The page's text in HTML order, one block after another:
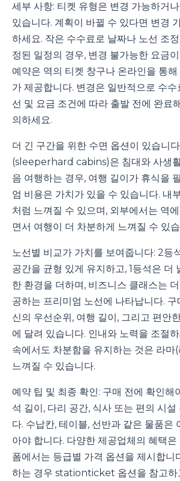
세부 사항: 티켓 유형은 변경 가능하거
있습니다. 계획이 바뀔 수 있다면 변경
하세요. 작은 수수료로 날짜나 노선 조
정된 일정의 경우, 변경 불가능한 요금
예약은 역의 티켓 창구나 온라인을 통
가 제공합니다. 변경은 일반적으로 수수
선 및 요금 조건에 따라 출발 전에 완료
의하세요.
더 긴 구간을 위한 수면 옵션이 있습니
(sleeperhard cabins)은 침대와 사생
음 여행하는 경우, 여행 길이가 휴식을
엄 비용은 가치가 있을 수 있습니다. 내
처럼 느껴질 수 있으며, 외부에서는 역
면서 여행이 더 차분하게 느껴질 수 있
노선별 비교가 가치를 보여줍니다: 2등
공간을 균형 있게 유지하고, 1등석은 더
한 환경을 더하며, 비즈니스 클래스는
공하는 프리미엄 노선에 나타납니다.
신의 우선순위, 여행 길이, 그리고 편안
에 달려 있습니다. 인내와 노력을 조절
속에서도 차분함을 유지하는 것은 라마
느껴질 수 있습니다.
예약 팁 및 최종 확인: 구매 전에 확인해
석 길이, 다리 공간, 식사 또는 편의 시설
다. 수납칸, 테이블, 선반과 같은 물품은
아야 합니다. 다양한 제공업체의 혜택은
폼에서는 등급별 가격 옵션을 제시합니
하는 경우 stationticket 옵션을 참고하